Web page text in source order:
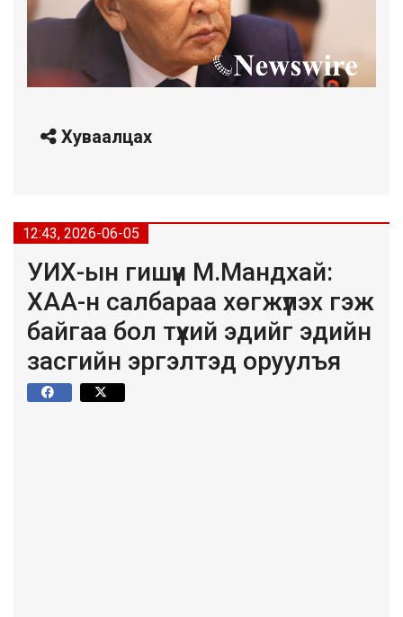
Хуваалцах
12:43, 2026-06-05
УИХ-ын гишүүн М.Мандхай:
ХАА-н салбараа хөгжүүлэх гэж
байгаа бол түүхий эдийг эдийн
засгийн эргэлтэд оруулъя